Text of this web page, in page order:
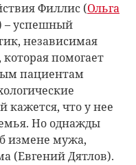
Филлис (Ольга
– успешный
независимая
которая помогает
пациентам
кажется, что у нее
Но однажды
измене мужа,
(Евгений Дятлов).